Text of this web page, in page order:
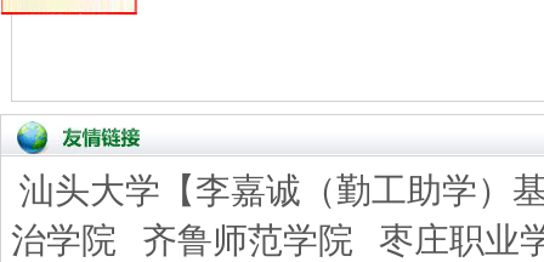
汕头大学【李嘉诚（勤工助学）
治学院
齐鲁师范学院
枣庄职业